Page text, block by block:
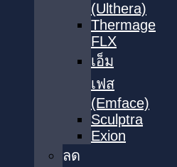
(Ulthera)
Thermage
FLX
เอ็ม
เฟส
(Emface)
Sculptra
Exion
ลด